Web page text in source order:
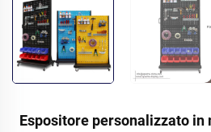
Espositore personalizzato in